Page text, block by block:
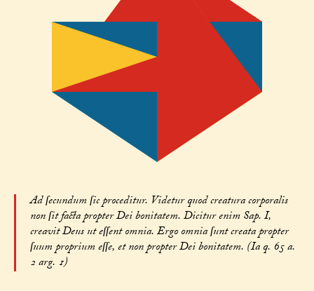
Ad ſecundum ſic proceditur. Videtur quod creatura corporalis
non ſit facta propter Dei bonitatem. Dicitur enim Sap. I,
creavit Deus ut eſſent omnia. Ergo omnia ſunt creata propter
ſuum proprium eſſe, et non propter Dei bonitatem. (Ia q. 65 a.
2 arg. 1)